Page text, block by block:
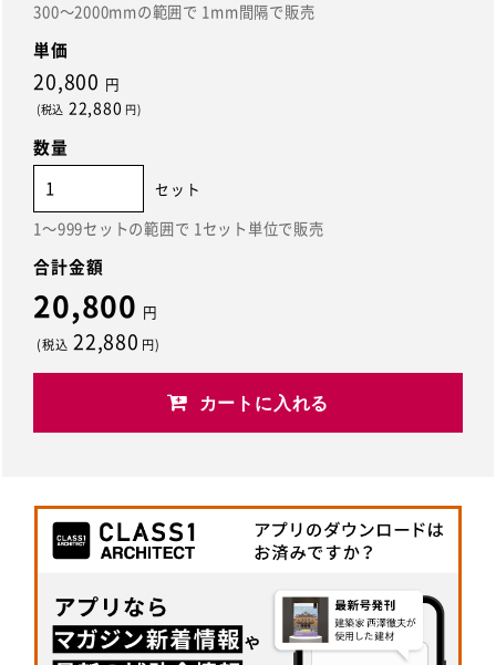
300～2000mmの範囲で 1mm間隔で販売
単価
20,800 円
(税込 22,880 円)
数量
1～999セットの範囲で 1セット単位で販売
セット
合計金額
20,800 円
(税込 22,880 円)
カートに入れる